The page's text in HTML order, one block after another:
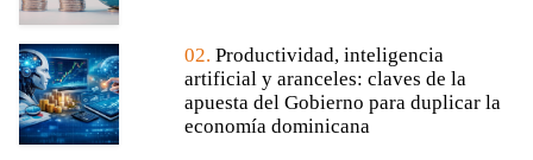
02. Productividad, inteligencia
artificial y aranceles: claves de la
apuesta del Gobierno para duplicar la
economía dominicana